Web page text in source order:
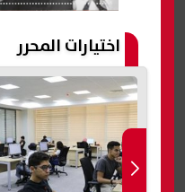
اختيارات المحرر